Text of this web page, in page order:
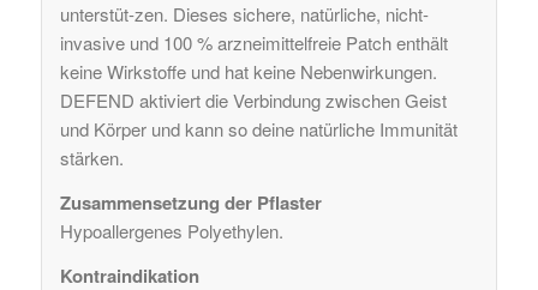
unterstüt-zen. Dieses sichere, natürliche, nicht-
invasive und 100 % arzneimittelfreie Patch enthält
keine Wirkstoffe und hat keine Nebenwirkungen.
DEFEND aktiviert die Verbindung zwischen Geist
und Körper und kann so deine natürliche Immunität
stärken.
Zusammensetzung der Pflaster
Hypoallergenes Polyethylen.
Kontraindikation